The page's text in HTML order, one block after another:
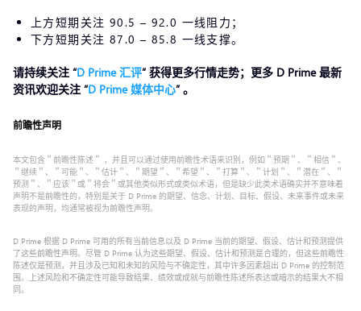
上方短期关注 90.5 – 92.0 一线阻力；
下方短期关注 87.0 – 85.8 一线支撑。
请持续关注 “D Prime汇评” 获得更多行情走势；更多 D Prime 最新
资讯欢迎关注 “D Prime 媒体中心” 。
前瞻性声明
本文包含＂前瞻性陈述＂ ，并且可以通过使用前瞻性术语来识别，例如＂预期＂、＂相信＂、
＂继续＂、＂可能＂、＂估计＂、＂期望＂、＂希望＂、＂打算＂、＂计划＂、＂潜在＂、＂
预测＂、＂应该＂或＂将会＂或其他类似形式或类似术语，但是缺少此类术语确实并不意味着
声明不是前瞻性的，特别是关于 D Prime 的期望、信念、计划、目标、假设、未来事件或未来
表现的声明，均通常被视为前瞻性声明。
D Prime 根据 D Prime 可用的所有当前信息以及 D Prime 当前的期望、假设、估计和预测提供
了这些前瞻性声明。尽管 D Prime 认为这些期望、假设、估计和预测是合理的，但这些前瞻性
陈述仅是预测，并且涉及已知和未知的风险与不确定性，其中许多因素超出 D Prime 的控制范
围。上述风险和不确定性可能导致结果、绩效或成就与前瞻性陈述所表达或暗示的结果大不相
同。